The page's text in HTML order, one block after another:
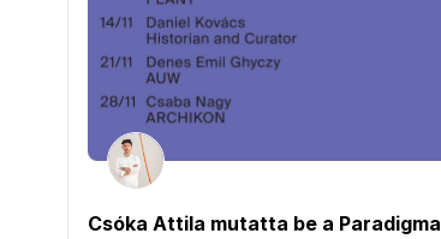
Csóka Attila mutatta be a Paradigma